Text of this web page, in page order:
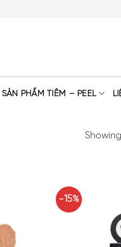
SẢN PHẨM TIÊM – PEEL
-15%